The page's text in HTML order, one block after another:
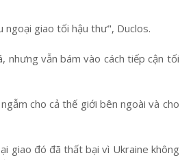
ngoại giao tối hậu thư", Duclos.
nhưng vẫn bám vào cách tiếp cận tối
cho cả thế giới bên ngoài và cho
giao đó đã thất bại vì Ukraine không